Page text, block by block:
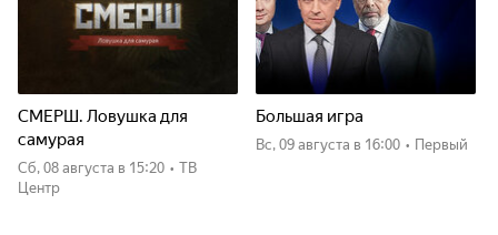
СМЕРШ. Ловушка для
самурая
сб, 08 августа в 15:20 • ТВ
Центр
Большая игра
вс, 09 августа в 16:00 • Первый